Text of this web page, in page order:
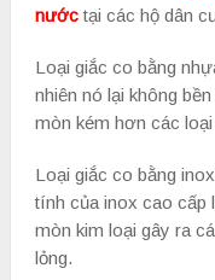
nướctại các hộ dân
Loại giắc co bằng
nhiên nó lại không
mòn kém hơn các
Loại giắc co bằng
tính của inox cao cấp
mòn kim loại gây ra
lỏng.